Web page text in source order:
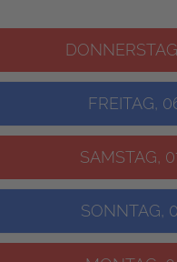
FREITAG,
SAMSTAG,
SONNTAG,